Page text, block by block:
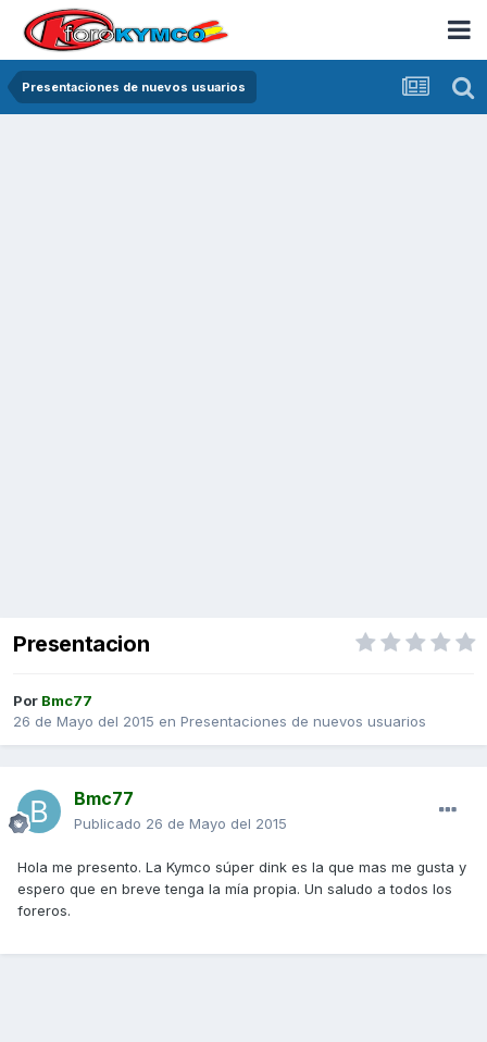
Presentaciones de nuevos usuarios
Presentacion
Por Bmc77
26 de Mayo del 2015 en Presentaciones de nuevos usuarios
Bmc77
Publicado 26 de Mayo del 2015
Hola me presento. La Kymco súper dink es la que mas me gusta y
espero que en breve tenga la mía propia. Un saludo a todos los
foreros.